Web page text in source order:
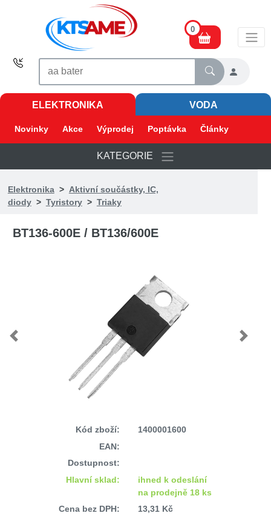
0
ELEKTRONIKA VODA
Novinky Akce Výprodej Poptávka Články
KATEGORIE
Elektronika> Aktivní součástky, IC,
diody> Tyristory> Triaky
BT136-600E / BT136/600E
Previous Next
Kód zboží:
1400001600
EAN:
Dostupnost:
Hlavní sklad:
ihned k odeslání
na prodejně 18 ks
Cena bez DPH:
13,31 Kč